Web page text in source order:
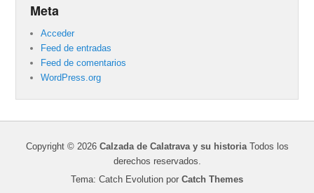
Meta
Acceder
Feed de entradas
Feed de comentarios
WordPress.org
Copyright © 2026 Calzada de Calatrava y su historiaTodos los
derechos reservados.
Tema: Catch Evolution por Catch Themes